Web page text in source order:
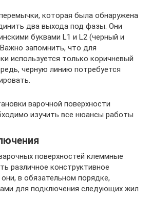
которая была обнаружена
два выхода под фазы. Они
буквами L1 и L2 (черный и
запомнить, что для
используется только коричневый
черную линию потребуется
варочной поверхности
изучить все нюансы работы
поверхностей клеммные
различное конструктивное
в обязательном порядке,
для подключения следующих жил